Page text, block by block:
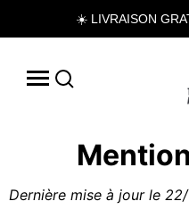
☀️ LIVRAISON
Dernière mise à jour le